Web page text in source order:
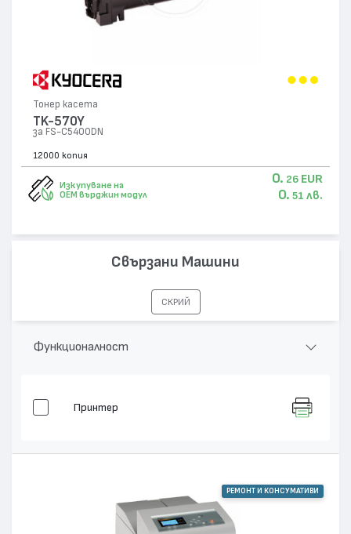
Тонер касета
TK-570Y
за FS-C5400DN
12000 копия
Изкупуване на
OEM върджин модул
0. 26 EUR
0. 51 лв.
Свързани Машини
СКРИЙ
Функционалност
Принтер
РЕМОНТ И КОНСУМАТИВИ